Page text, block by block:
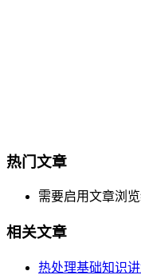
热门文章
需要启用文章浏
相关文章
热处理基础知识